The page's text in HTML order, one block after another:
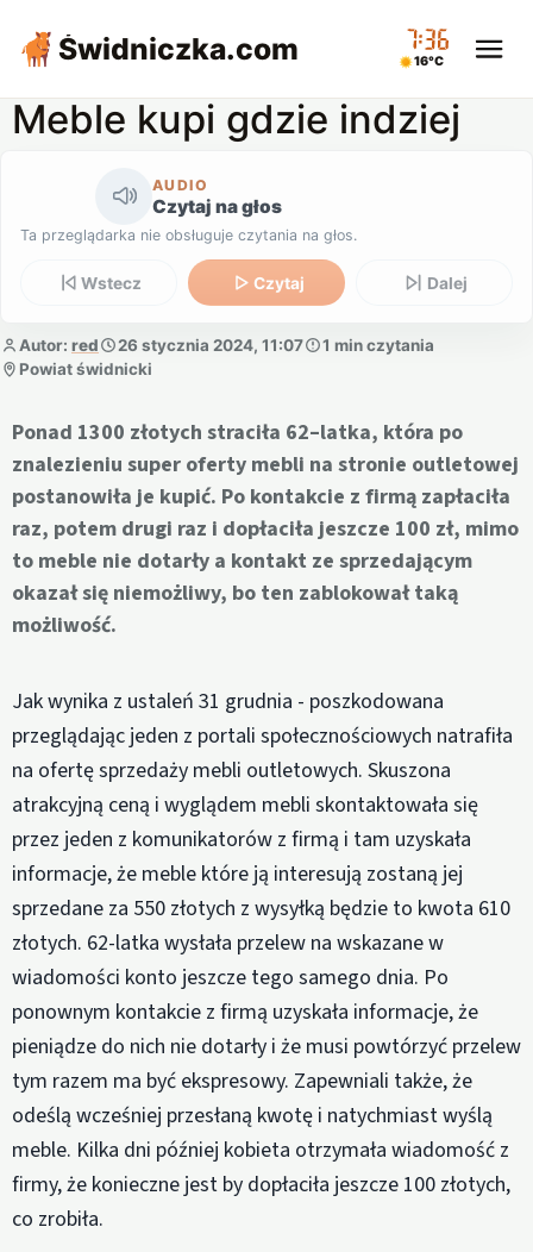
Świdniczka.com 07:36
16°C
Meble kupi gdzie indziej
AUDIO
Czytaj na głos
Ta przeglądarka nie obsługuje czytania na głos.
Wstecz Czytaj Dalej
Autor: red 26 stycznia 2024, 11:07
1 min czytania
Powiat świdnicki
Ponad 1300 złotych straciła 62–latka, która po
znalezieniu super oferty mebli na stronie outletowej
postanowiła je kupić. Po kontakcie z firmą zapłaciła
raz, potem drugi raz i dopłaciła jeszcze 100 zł, mimo
to meble nie dotarły a kontakt ze sprzedającym
okazał się niemożliwy, bo ten zablokował taką
możliwość.
Jak wynika z ustaleń 31 grudnia - poszkodowana
przeglądając jeden z portali społecznościowych natrafiła
na ofertę sprzedaży mebli outletowych. Skuszona
atrakcyjną ceną i wyglądem mebli skontaktowała się
przez jeden z komunikatorów z firmą i tam uzyskała
informacje, że meble które ją interesują zostaną jej
sprzedane za 550 złotych z wysyłką będzie to kwota 610
złotych. 62-latka wysłała przelew na wskazane w
wiadomości konto jeszcze tego samego dnia. Po
ponownym kontakcie z firmą uzyskała informacje, że
pieniądze do nich nie dotarły i że musi powtórzyć przelew
tym razem ma być ekspresowy. Zapewniali także, że
odeślą wcześniej przesłaną kwotę i natychmiast wyślą
meble. Kilka dni później kobieta otrzymała wiadomość z
firmy, że konieczne jest by dopłaciła jeszcze 100 złotych,
co zrobiła.